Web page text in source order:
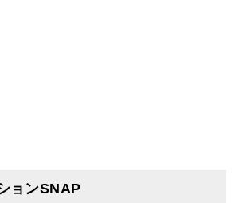
ョンSNAP